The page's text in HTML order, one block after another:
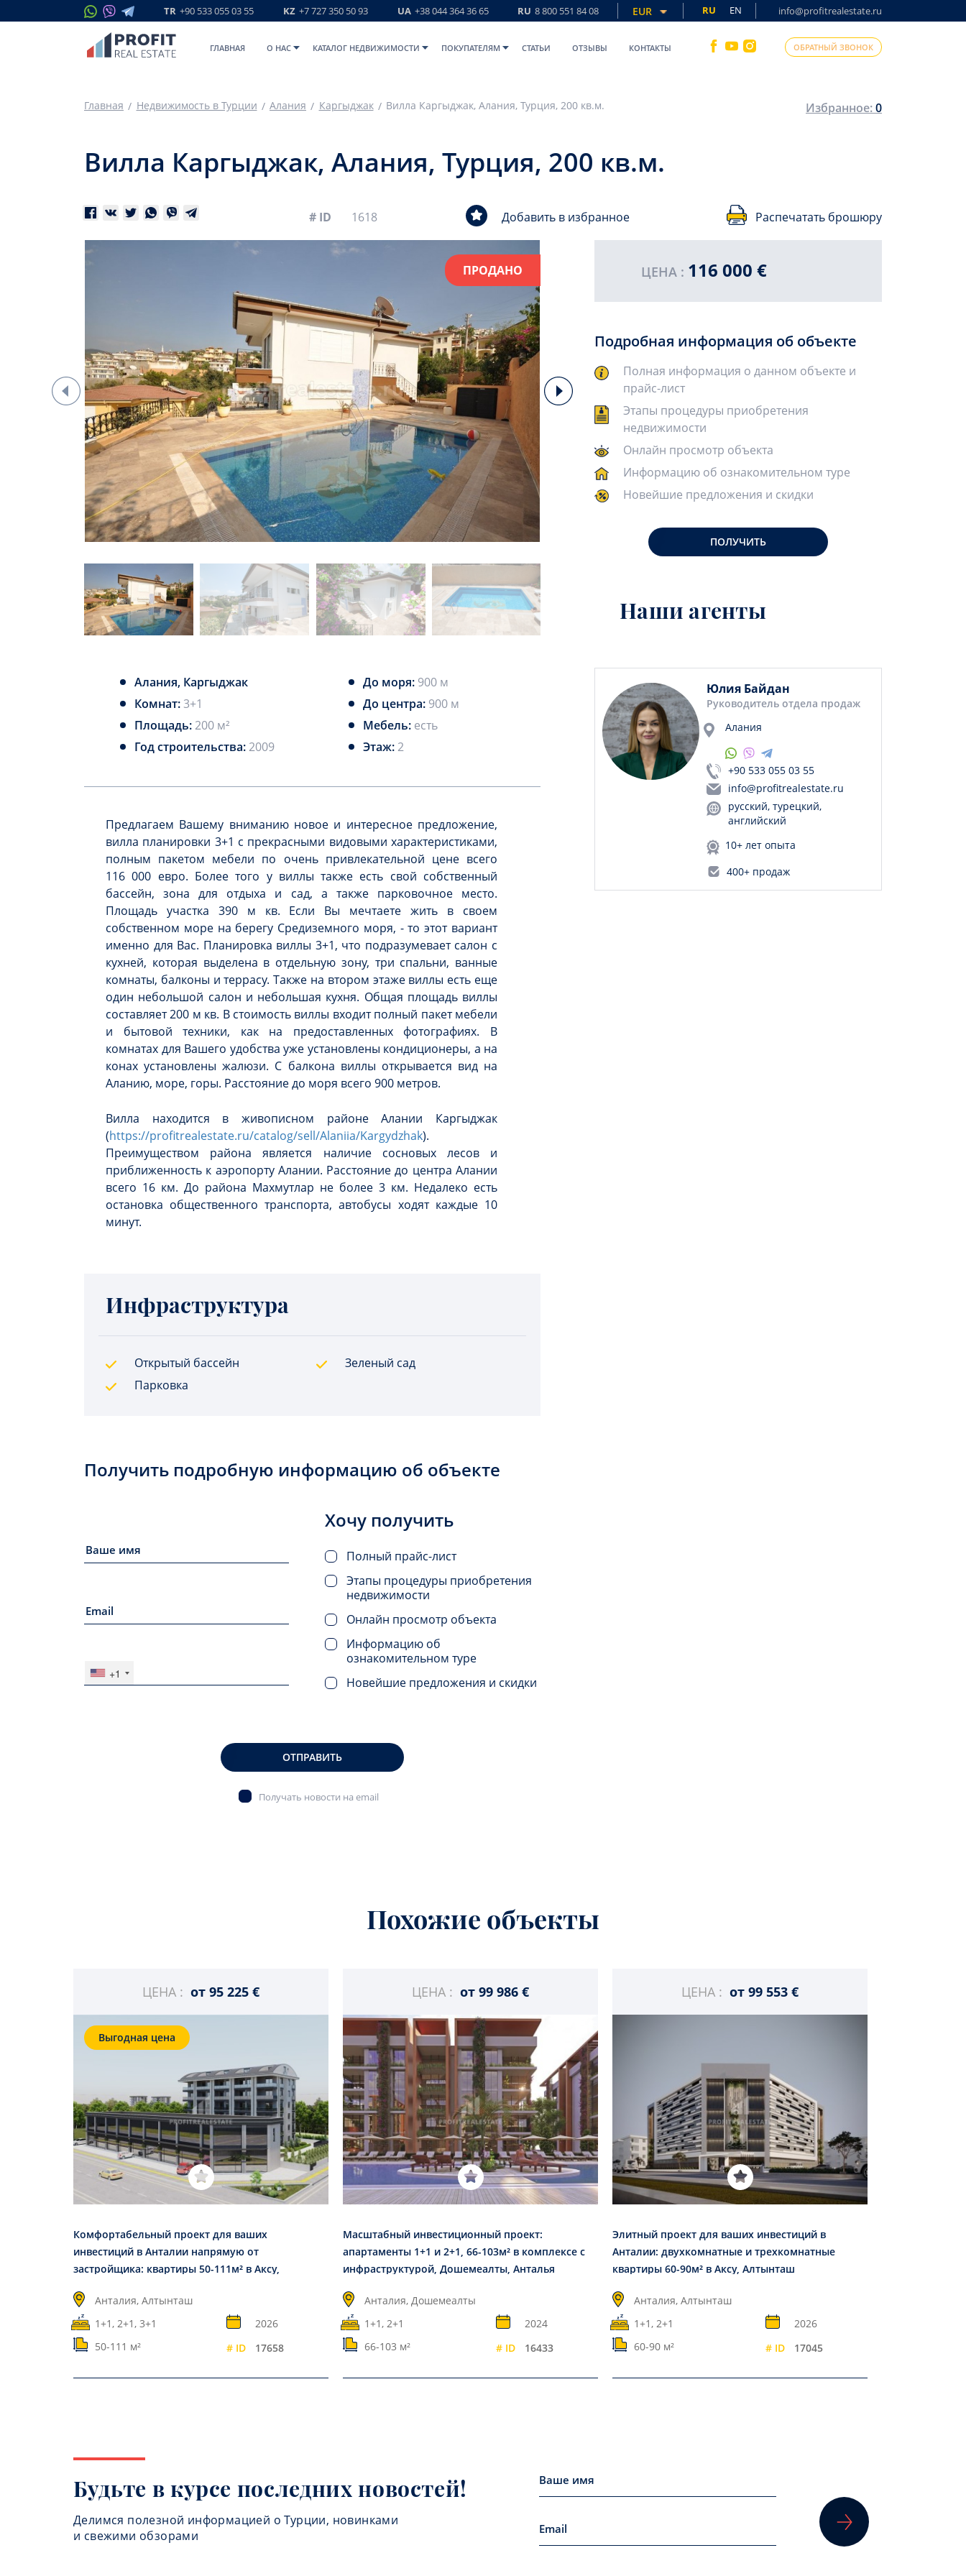
TR +90 533 055 03 55 KZ +7 727 350 50 93 UA +38 044 364 36 65 RU 8 800 551 84 08 EUR RU EN info@profitrealestate.ru
ГЛАВНАЯ O НАС КАТАЛОГ НЕДВИЖИМОСТИ ПОКУПАТЕЛЯМ СТАТЬИ ОТЗЫВЫ КОНТАКТЫ ОБРАТНЫЙ ЗВОНОК
Главная Недвижимость в Турции Алания Каргыджак Вилла Каргыджак, Алания, Турция, 200 кв.м. Избранное:0
Вилла Каргыджак, Алания, Турция, 200 кв.м.
# ID 1618 Добавить в избранное Распечатать брошюру
ПРОДАНО
Алания, Каргыджак До моря: 900 м
Комнат:3+1 До центра: 900 м
Площадь:200 м² Мебель: есть
Год строительства:2009 Этаж:2
Предлагаем Вашему вниманию новое и интересное предложение,
вилла планировки 3+1 с прекрасными видовыми характеристиками,
полным пакетом мебели по очень привлекательной цене всего
116 000 евро. Более того у виллы также есть свой собственный
бассейн, зона для отдыха и сад, а также парковочное место.
Площадь участка 390 м кв. Если Вы мечтаете жить в своем
собственном море на берегу Средиземного моря, - то этот вариант
именно для Вас. Планировка виллы 3+1, что подразумевает салон с
кухней, которая выделена в отдельную зону, три спальни, ванные
комнаты, балконы и террасу. Также на втором этаже виллы есть еще
один небольшой салон и небольшая кухня. Общая площадь виллы
составляет 200 м кв. В стоимость виллы входит полный пакет мебели
и бытовой техники, как на предоставленных фотографиях. В
комнатах для Вашего удобства уже установлены кондиционеры, а на
конах установлены жалюзи. С балкона виллы открывается вид на
Аланию, море, горы. Расстояние до моря всего 900 метров.
Вилла находится в живописном районе Алании Каргыджак
(https://profitrealestate.ru/catalog/sell/Alaniia/Kargydzhak).
Преимуществом района является наличие сосновых лесов и
приближенность к аэропорту Алании. Расстояние до центра Алании
всего 16 км. До района Махмутлар не более 3 км. Недалеко есть
остановка общественного транспорта, автобусы ходят каждые 10
минут.
Инфраструктура
Открытый бассейн
Зеленый сад
Парковка
Получить подробную информацию об объекте
+1
Хочу получить
Полный прайс-лист
Этапы процедуры приобретения
недвижимости
Онлайн просмотр объекта
Информацию об
ознакомительном туре
Новейшие предложения и скидки
ОТПРАВИТЬ
Получать новости на email
ЦЕНА : 116 000 €
Подробная информация об объекте
Полная информация о данном объекте и
прайс-лист
Этапы процедуры приобретения
недвижимости
Онлайн просмотр объекта
Информацию об ознакомительном туре
Новейшие предложения и скидки
ПОЛУЧИТЬ
Наши агенты
Юлия Байдан
Руководитель отдела продаж
Алания
+90 533 055 03 55
info@profitrealestate.ru
русский, турецкий,
английский
10+ лет опыта
400+ продаж
Похожие объекты
ЦЕНА : от 95 225 €
Выгодная цена
Комфортабельный проект для ваших
инвестиций в Анталии напрямую от
застройщика: квартиры 50-111м² в Аксу,
Анталия, Алтынташ
1+1, 2+1, 3+1
2026
50-111 м²
# ID 17658
ЦЕНА : от 99 986 €
Масштабный инвестиционный проект:
апартаменты 1+1 и 2+1, 66-103м² в комплексе с
инфраструктурой, Дошемеалты, Анталья
Анталия, Дошемеалты
1+1, 2+1
2024
66-103 м²
# ID 16433
ЦЕНА : от 99 553 €
Элитный проект для ваших инвестиций в
Анталии: двухкомнатные и трехкомнатные
квартиры 60-90м² в Аксу, Алтынташ
Анталия, Алтынташ
1+1, 2+1
2026
60-90 м²
# ID 17045
Будьте в курсе последних новостей!
Делимся полезной информацией о Турции, новинками
и свежими обзорами